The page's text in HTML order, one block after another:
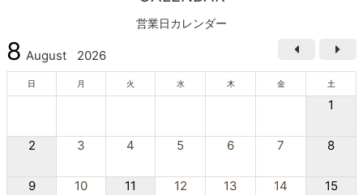
営業日カレンダー
8 August 2026
日 月 火 水 木 金 土
1
2 3 4 5 6 7 8
9 10 11 12 13 14 15